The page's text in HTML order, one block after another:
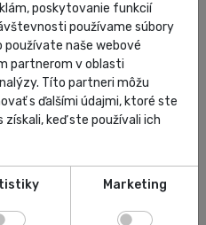
poskytovanie funkcií
používame súbory
používate naše webové
partnerom v oblasti
Títo partneri môžu
s ďalšími údajmi, ktoré ste
keď ste používali ich
Marketing